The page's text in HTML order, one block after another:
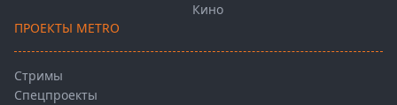
Кино
ПРОЕКТЫ METRO
Стримы
Спецпроекты